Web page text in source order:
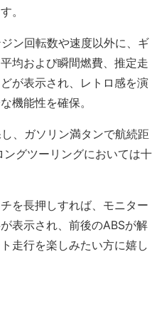
。
ン回転数や速度以外に、ギ
均および瞬間燃費、推定走
が表示され、レトロ感を演
機能性を確保。
、ガソリン満タンで航続距
グツーリングにおいては十
を長押しすれば、モニター
表示され、前後のABSが解
走行を楽しみたい方に嬉し